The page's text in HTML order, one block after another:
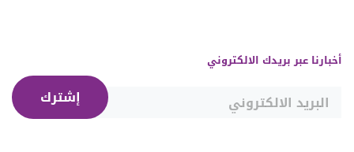
أخبارنا عبر بريدك الالكتروني
إشترك